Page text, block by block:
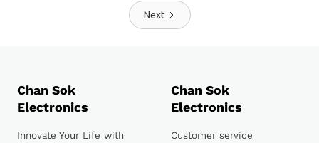
Next
Chan Sok
Electronics
Innovate Your Life with
Chan Sok
Electronics
Customer service